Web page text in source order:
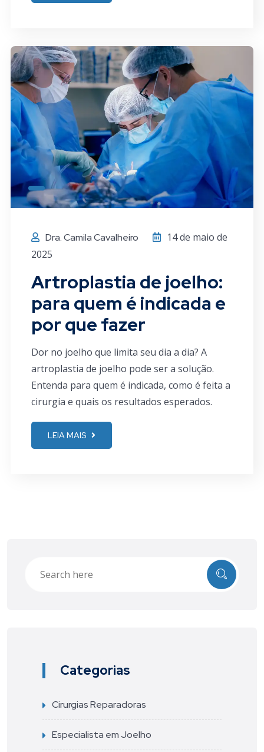
Dra. Camila Cavalheiro
14 de maio de
2025
Artroplastia de joelho:
para quem é indicada e
por que fazer
Dor no joelho que limita seu dia a dia? A
artroplastia de joelho pode ser a solução.
Entenda para quem é indicada, como é feita a
cirurgia e quais os resultados esperados.
LEIA MAIS
Categorias
Cirurgias Reparadoras
Especialista em Joelho